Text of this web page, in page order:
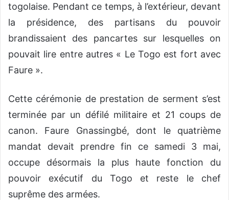
togolaise. Pendant ce temps, à l’extérieur, devant
la présidence, des partisans du pouvoir
brandissaient des pancartes sur lesquelles on
pouvait lire entre autres « Le Togo est fort avec
Faure ».
Cette cérémonie de prestation de serment s’est
terminée par un défilé militaire et 21 coups de
canon. Faure Gnassingbé, dont le quatrième
mandat devait prendre fin ce samedi 3 mai,
occupe désormais la plus haute fonction du
pouvoir exécutif du Togo et reste le chef
suprême des armées.